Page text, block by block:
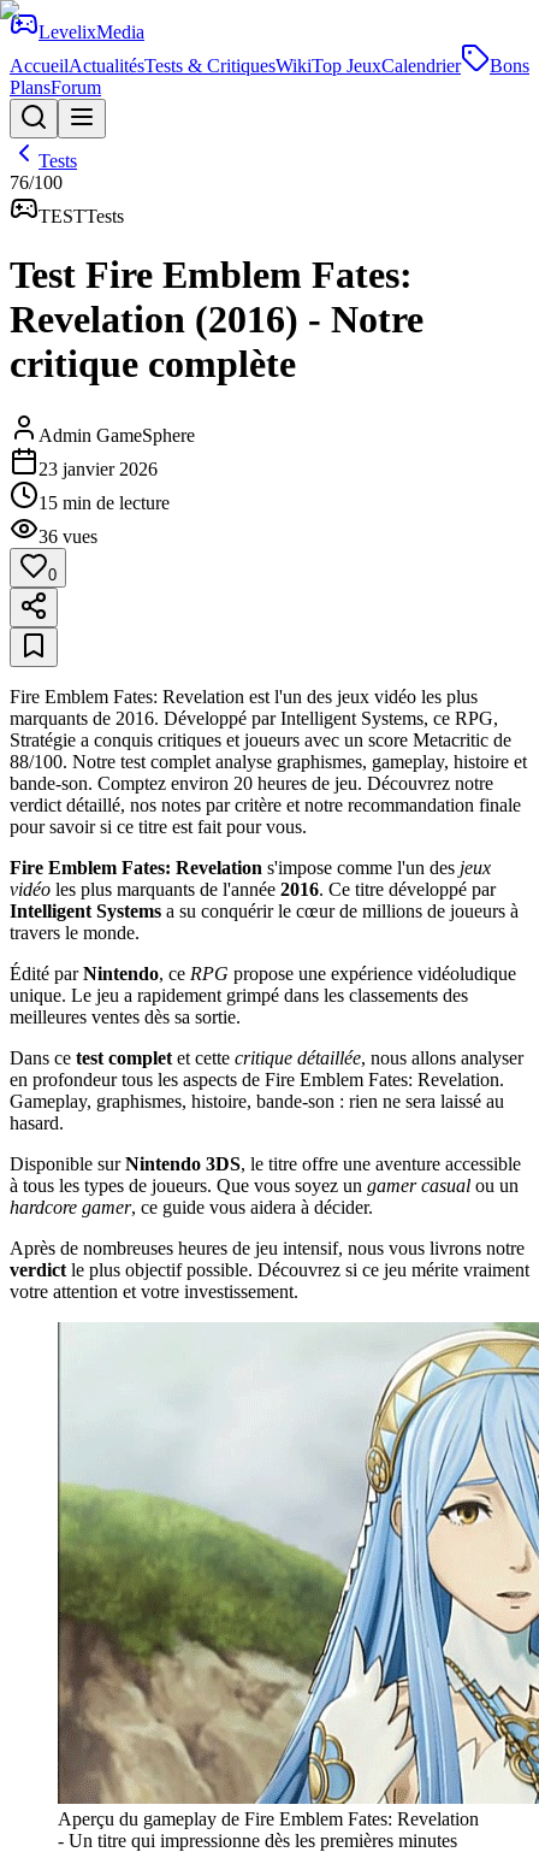
LevelixMedia
AccueilActualitésTests & CritiquesWikiTop JeuxCalendrier
Bons
PlansForum
Tests
76/100
TESTTests
Test Fire Emblem Fates:
Revelation (2016) - Notre
critique complète
Admin GameSphere
23 janvier 2026
15 min de lecture
36 vues
0
Fire Emblem Fates: Revelation est l'un des jeux vidéo les plus
marquants de 2016. Développé par Intelligent Systems, ce RPG,
Stratégie a conquis critiques et joueurs avec un score Metacritic de
88/100. Notre test complet analyse graphismes, gameplay, histoire et
bande-son. Comptez environ 20 heures de jeu. Découvrez notre
verdict détaillé, nos notes par critère et notre recommandation finale
pour savoir si ce titre est fait pour vous.
Fire Emblem Fates: Revelation s'impose comme l'un des jeux
vidéo les plus marquants de l'année 2016. Ce titre développé par
Intelligent Systems a su conquérir le cœur de millions de joueurs à
travers le monde.
Édité parNintendo, ce RPG propose une expérience vidéoludique
unique. Le jeu a rapidement grimpé dans les classements des
meilleures ventes dès sa sortie.
Dans ce test complet et cette critique détaillée, nous allons analyser
en profondeur tous les aspects de Fire Emblem Fates: Revelation.
Gameplay, graphismes, histoire, bande-son : rien ne sera laissé au
hasard.
Disponible surNintendo 3DS, le titre offre une aventure accessible
à tous les types de joueurs. Que vous soyez un gamer casual ou un
hardcore gamer, ce guide vous aidera à décider.
Après de nombreuses heures de jeu intensif, nous vous livrons notre
verdict le plus objectif possible. Découvrez si ce jeu mérite vraiment
votre attention et votre investissement.
Aperçu du gameplay de Fire Emblem Fates: Revelation
- Un titre qui impressionne dès les premières minutes